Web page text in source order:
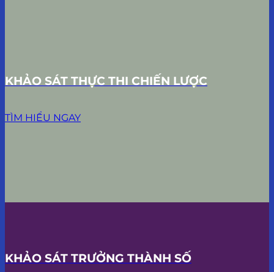
KHẢO SÁT THỰC THI CHIẾN LƯỢC
TÌM HIỂU NGAY
KHẢO SÁT TRƯỞNG THÀNH SỐ